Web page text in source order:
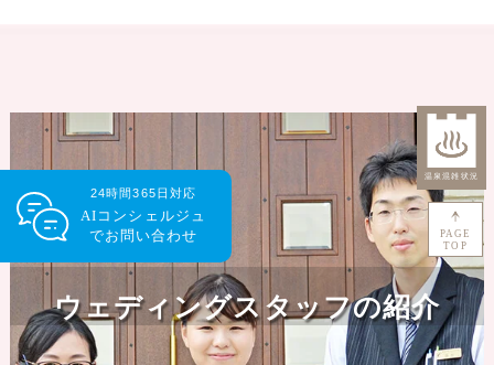
ウェディングスタッフの紹介
PAGE
TOP
24時間365日対応
AIコンシェルジュ
でお問い合わせ